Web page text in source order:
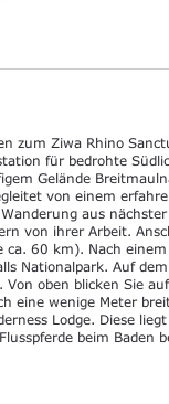
zum Ziwa Rhino
für bedrohte
Gelände
von einem
aus
von ihrer Arbeit.
ca. 60 km). Nach
Nationalpark. Auf
Von oben blicken Sie
eine wenige Meter
Lodge. Diese
beim Baden